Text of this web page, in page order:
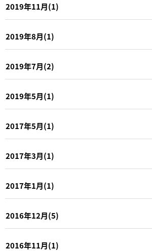
2019年11月(1)
2019年8月(1)
2019年7月(2)
2019年5月(1)
2017年5月(1)
2017年3月(1)
2017年1月(1)
2016年12月(5)
2016年11月(1)